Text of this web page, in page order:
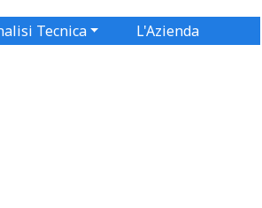
Tecnica L'Azienda